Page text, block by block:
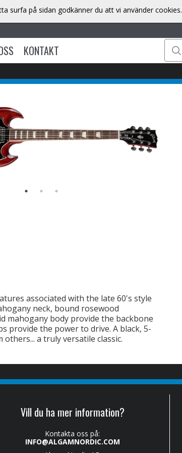
KONTAKT
associated with the late 60's style
neck, bound rosewood
mahogany body provide the backbone
provide the power to drive. A black, 5-
a truly versatile classic.
Vill du ha mer information?
Kontakta oss på:
INFO@ALGAMNORDIC.COM
surfa på sidan godkänner du att vi använder cookies.